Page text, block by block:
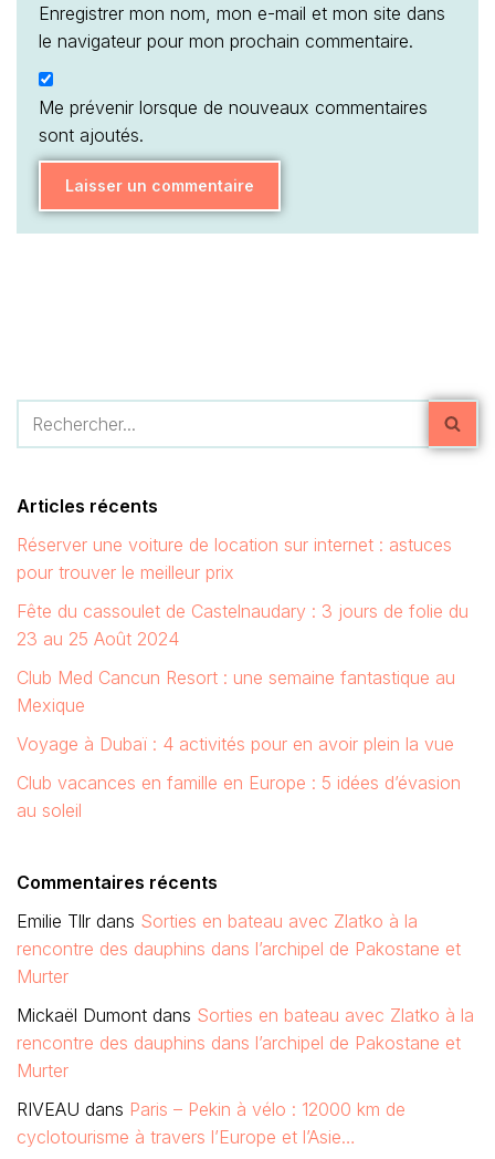
Enregistrer mon nom, mon e-mail et mon site dans
le navigateur pour mon prochain commentaire.
Me prévenir lorsque de nouveaux commentaires
sont ajoutés.
Articles récents
Réserver une voiture de location sur internet : astuces
pour trouver le meilleur prix
Fête du cassoulet de Castelnaudary : 3 jours de folie du
23 au 25 Août 2024
Club Med Cancun Resort : une semaine fantastique au
Mexique
Voyage à Dubaï : 4 activités pour en avoir plein la vue
Club vacances en famille en Europe : 5 idées d’évasion
au soleil
Commentaires récents
Emilie Tllr dans Sorties en bateau avec Zlatko à la
rencontre des dauphins dans l’archipel de Pakostane et
Murter
Mickaël Dumont dans Sorties en bateau avec Zlatko à la
rencontre des dauphins dans l’archipel de Pakostane et
Murter
RIVEAU dans Paris – Pekin à vélo : 12000 km de
cyclotourisme à travers l’Europe et l’Asie…